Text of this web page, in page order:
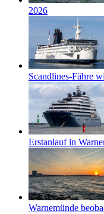
2026
Scandlines-Fähre
Erstanlauf in
Warnemünde